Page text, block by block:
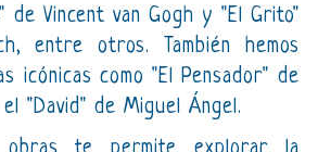
de Vincent van Gogh y "El Grito"
entre otros. También hemos
icónicas como "El Pensador" de
"David" de Miguel Ángel.